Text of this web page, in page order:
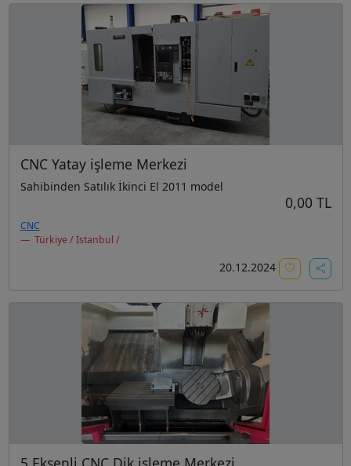
CNC Yatay işleme Merkezi
Sahibinden Satılık İkinci El 2011 model
0,00 TL
CNC
Türkiye / İstanbul /
20.12.2024